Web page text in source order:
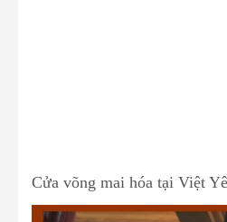
Cửa võng mai hóa tại Việt